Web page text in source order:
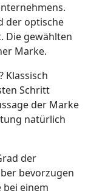
der optische
Die gewählten
Marke.
Klassisch
Schritt
der Marke
natürlich
der
bevorzugen
bei einem